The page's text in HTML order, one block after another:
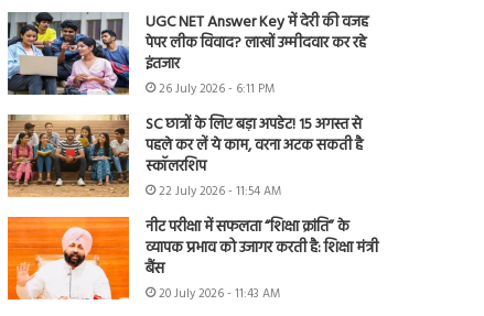
UGC NET Answer Key में देरी की वजह
पेपर लीक विवाद? लाखों उम्मीदवार कर रहे
इंतजार
26 July 2026 - 6:11 PM
SC छात्रों के लिए बड़ा अपडेट! 15 अगस्त से
पहले कर लें ये काम, वरना अटक सकती है
स्कॉलरशिप
22 July 2026 - 11:54 AM
नीट परीक्षा में सफलता “शिक्षा क्रांति” के
व्यापक प्रभाव को उजागर करती है: शिक्षा मंत्री
बैंस
20 July 2026 - 11:43 AM